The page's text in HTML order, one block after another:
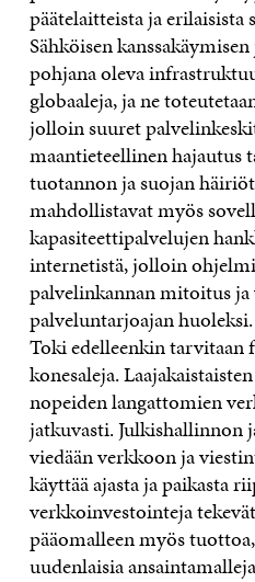
päätelaitteista ja erilaisista
Sähköisen
pohjana oleva
globaaleja, ja ne
jolloin suuret
maantieteellinen hajautus
tuotannon ja suojan
mahdollistavat myös
kapasiteettipalvelujen
internetistä, jolloin
palvelinkannan mitoitus
palveluntarjoajan huoleksi.
Toki edelleenkin tarvitaan
konesaleja.
nopeiden langattomien
jatkuvasti. Julkishallinnon
viedään verkkoon ja
käyttää ajasta ja paikasta
verkkoinvestointeja
pääomalleen myös
uudenlaisia